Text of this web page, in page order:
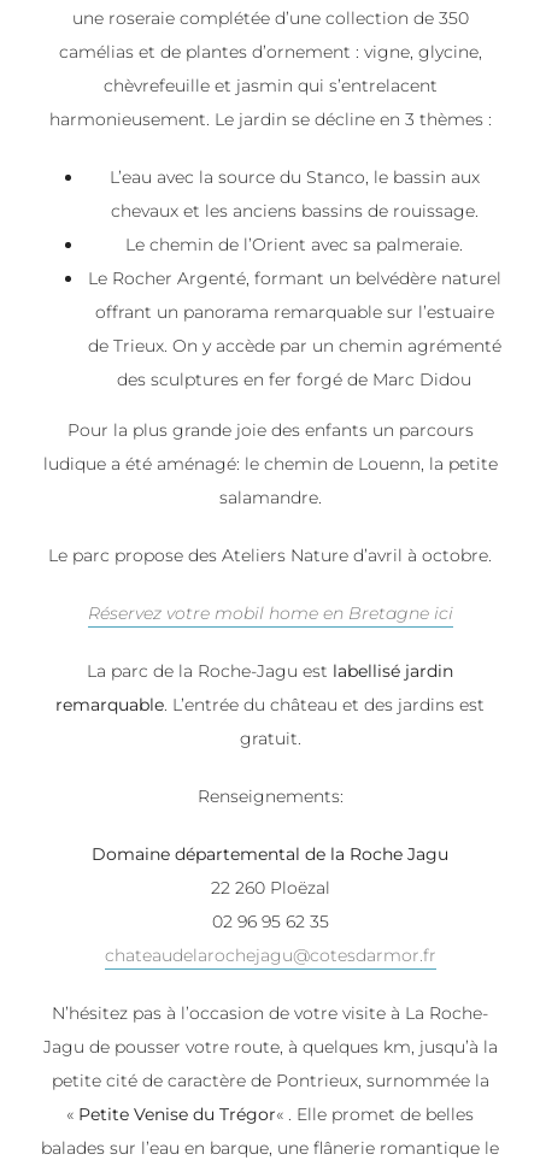
une roseraie complétée d’une collection de 350
camélias et de plantes d’ornement : vigne, glycine,
chèvrefeuille et jasmin qui s’entrelacent
harmonieusement. Le jardin se décline en 3 thèmes :
L’eau avec la source du Stanco, le bassin aux
chevaux et les anciens bassins de rouissage.
Le chemin de l’Orient avec sa palmeraie.
Le Rocher Argenté, formant un belvédère naturel
offrant un panorama remarquable sur l’estuaire
de Trieux. On y accède par un chemin agrémenté
des sculptures en fer forgé de Marc Didou
Pour la plus grande joie des enfants un parcours
ludique a été aménagé: le chemin de Louenn, la petite
salamandre.
Le parc propose des Ateliers Nature d’avril à octobre.
Réservez votre mobil home en Bretagne ici
La parc de la Roche-Jagu est labellisé jardin
remarquable. L’entrée du château et des jardins est
gratuit.
Renseignements:
Domaine départemental de la Roche Jagu
22 260 Ploëzal
02 96 95 62 35
chateaudelarochejagu@cotesdarmor.fr
N’hésitez pas à l’occasion de votre visite à La Roche-
Jagu de pousser votre route, à quelques km, jusqu’à la
petite cité de caractère de Pontrieux, surnommée la
« Petite Venise du Trégor« . Elle promet de belles
balades sur l’eau en barque, une flânerie romantique le